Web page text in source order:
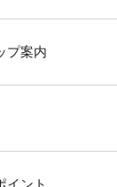
プ案内
イント